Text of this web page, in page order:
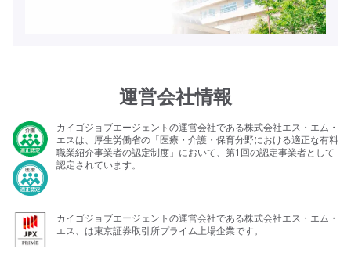
運営会社情報
カイゴジョブエージェントの運営会社である株式会社エス・エム・
エスは、厚生労働省の「医療・介護・保育分野における適正な有料
職業紹介事業者の認定制度」において、第1回の認定事業者として
認定されています。
カイゴジョブエージェントの運営会社である株式会社エス・エム・
エス、は東京証券取引所プライム上場企業です。